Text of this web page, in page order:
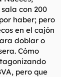
con 200
haber; pero
en el cajón
doblar o
Cómo
pero que